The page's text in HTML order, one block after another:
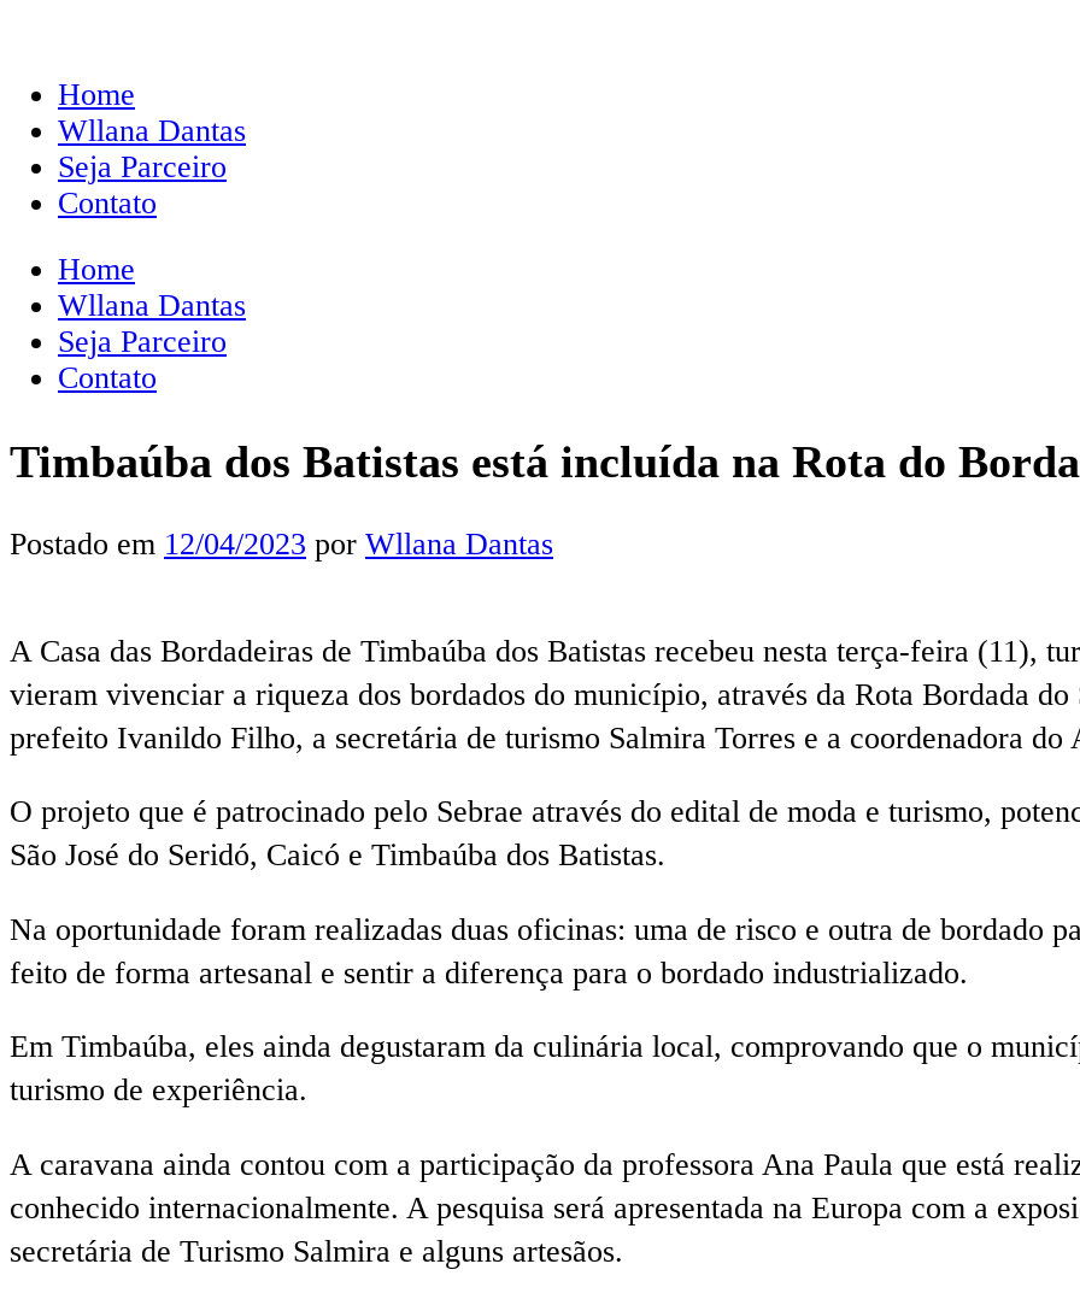
Home
Wllana Dantas
Seja Parceiro
Contato
Home
Wllana Dantas
Seja Parceiro
Contato
Timbaúba dos Batistas está incluída na Rota do
Postado em 12/04/2023 por Wllana Dantas
A Casa das Bordadeiras de Timbaúba dos Batistas recebeu nesta terça-feira (11),
vieram vivenciar a riqueza dos bordados do município, através da Rota Bordada
prefeito Ivanildo Filho, a secretária de turismo Salmira Torres e a coordenadora do
O projeto que é patrocinado pelo Sebrae através do edital de moda e turismo,
São José do Seridó, Caicó e Timbaúba dos Batistas.
Na oportunidade foram realizadas duas oficinas: uma de risco e outra de bordado
feito de forma artesanal e sentir a diferença para o bordado industrializado.
Em Timbaúba, eles ainda degustaram da culinária local, comprovando que o
turismo de experiência.
A caravana ainda contou com a participação da professora Ana Paula que está
conhecido internacionalmente. A pesquisa será apresentada na Europa com a
secretária de Turismo Salmira e alguns artesãos.